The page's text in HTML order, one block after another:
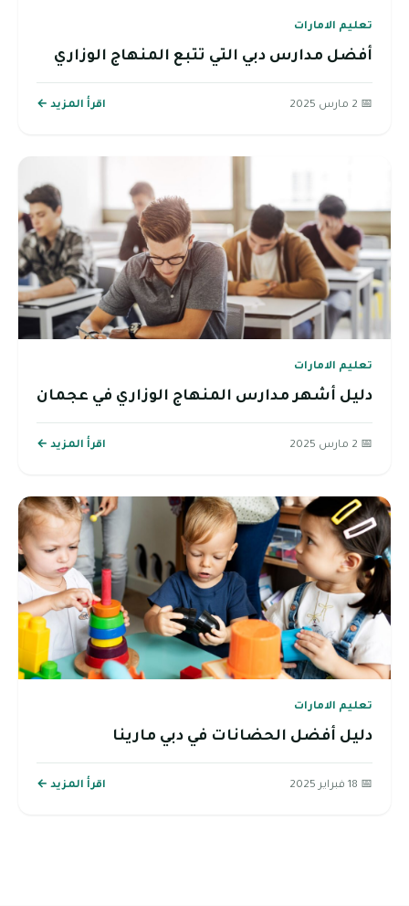
تعليم الامارات
أفضل مدارس دبي التي تتبع المنهاج الوزاري
📅 2 مارس 2025 اقرأ المزيد ←
تعليم الامارات
دليل أشهر مدارس المنهاج الوزاري في عجمان
📅 2 مارس 2025 اقرأ المزيد ←
تعليم الامارات
دليل أفضل الحضانات في دبي مارينا
📅 18 فبراير 2025 اقرأ المزيد ←